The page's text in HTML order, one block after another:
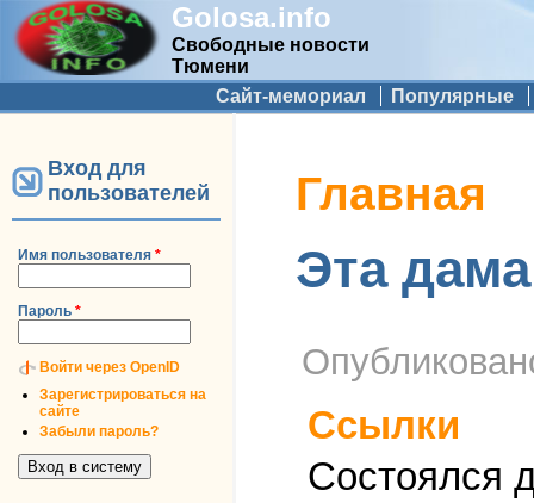
Golosa.info
Свободные новости
Тюмени
Дополнительное меню
Сайт-мемориал Популярные
Вход для
пользователей
Имя пользователя *
Пароль *
Войти через OpenID
Зарегистрироваться на
сайте
Забыли пароль?
Вы здесь
Главная
Эта
Ссылки
Состоялся